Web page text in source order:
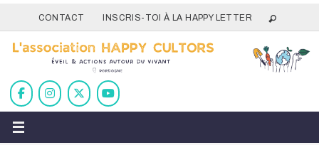
vers
contenu
CONTACT INSCRIS-TOI À LA HAPPY LETTER